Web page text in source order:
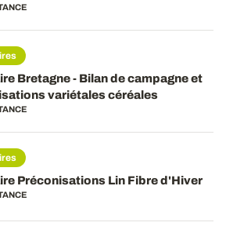
Bretagne - Bilan de campagne et
variétales céréales
Préconisations Lin Fibre d'Hiver